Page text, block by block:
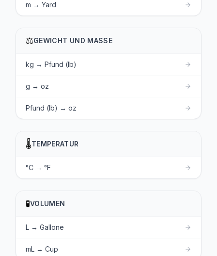
m → Yard
⚖️GEWICHT UND MASSE
kg → Pfund (lb)
g → oz
Pfund (lb) → oz
🌡️TEMPERATUR
°C → °F
🧪VOLUMEN
L → Gallone
mL → Cup